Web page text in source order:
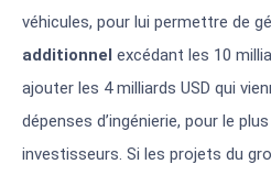
véhicules, pour lui permettre de
additionnel excédant les 10
ajouter les 4 milliards USD qui
dépenses d’ingénierie, pour le
investisseurs. Si les projets du